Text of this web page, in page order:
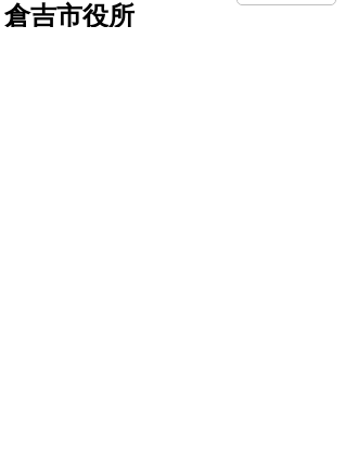
倉吉市役所